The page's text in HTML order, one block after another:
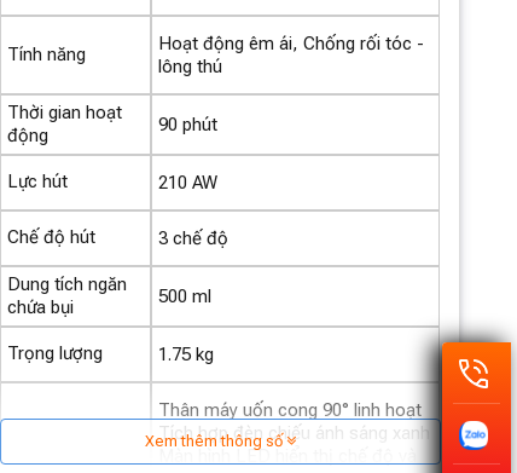
Tính năng
Hoạt động êm ái, Chống rối tóc -
lông thú
Thời gian hoạt
động
90 phút
Lực hút 210 AW
Chế độ hút 3 chế độ
Dung tích ngăn
chứa bụi
500 ml
Trọng lượng 1.75 kg
Thân máy uốn cong 90° linh hoạt
Tích hợp đèn chiếu ánh sáng xanh
Màn hình LED hiển thị chế độ và
Xem thêm thông số